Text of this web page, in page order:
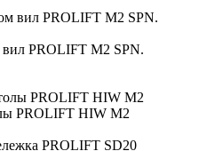
PROLIFT M2 SPN.
PROLIFT HIW M2